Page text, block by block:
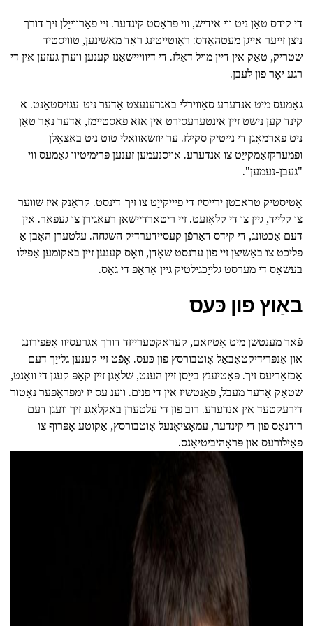
די קידס טאָן ניט ווי אידיש, ווי פּראָסט קינדער. זיי פאַרווייַלן זיך דורך
ניצן זייער אייגן מעטהאָדס: ראָוטייטינג ראָד מאשינען, טוויסטיד
שטריק, טאַק אין דיין מויל דאַלז. די דיווייישאַנז קענען ווערן געזען אין די
רגע יאָר פון לעבן.
גאַמעס מיט אנדערע סאַווירלי באגרענעצט אָדער ניט-עגזיסטאַנט. א
קינד קען נישט זיין אינטערעסירט אין אַזאַ פּאַסטיימז, אָדער נאָר טאָן
ניט פאַרמאָגן די נייטיק סקילז. ער יוזשאַוואַלי טוט ניט באַצאָלן
ופמערקזאַמקייַט צו אנדערע. אויסנעמען זענען פּרימיטיוו גאַמעס ווי
"געבן-נעמען".
אָטיסטיק טראכטן ירייסיז די פיייקייַט צו זיך-דינסט. קראַנק איז שווער
צו קלייד, גיין צו די קלאָזעט. זיי ריטאַרדיישאַן רעאַגירן צו געפאַר. אין
דעם אַכטונג, די קידס דאַרפֿן קעסיידערדיק השגחה. עלטערן האָבן אַ
פליכט צו באַשיצן זיי פון ערנסט שאָדן, וואָס קענען זיין באקומען אַפֿילו
בעשאַס די מערסט גלייַכגילטיק גיין אַראָפּ די גאַס.
באַוץ פון כּעס
פֿאַר מענטשן מיט אָטיזאַם, קעראַקטערייזד דורך אַגרעסיוו אָפּפירונג
און אַנפּרידיקטאַבאַל אָוטבורסץ פון כּעס. אָפֿט זיי קענען גלייַך דעם
אַכזאָריעס זיך. פּאַטיענץ בייַסן זיין הענט, שלאָגן זיין קאָפּ קעגן די וואַנט,
שטאָק אָדער מעבל, פּאַנטשיז אין די פּנים. ווענ עס יז ימפּראַפּער נאַטור
דירעקטעד אין אנדערע. רובֿ פון די עלטערן באַקלאָגנ זיך וועגן דעם
רודנאַס פון די קינדער, עמאָציאָנעל אָוטבורסץ, אַקוטע אָפּרוף צו
פאַילורעס און פּראָהיביטיאָנס.